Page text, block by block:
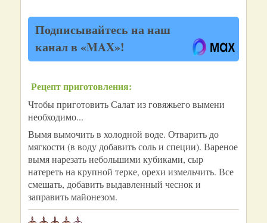
Подписывайтесь на наш
канал в «MAX»!
Рецепт приготовления:
Чтобы приготовить Салат из говяжьего вымени
необходимо...
Вымя вымочить в холодной воде. Отварить до
мягкости (в воду добавить соль и специи). Вареное
вымя нарезать небольшими кубиками, сыр
натереть на крупной терке, орехи измельчить. Все
смешать, добавить выдавленный чеснок и
заправить майонезом.